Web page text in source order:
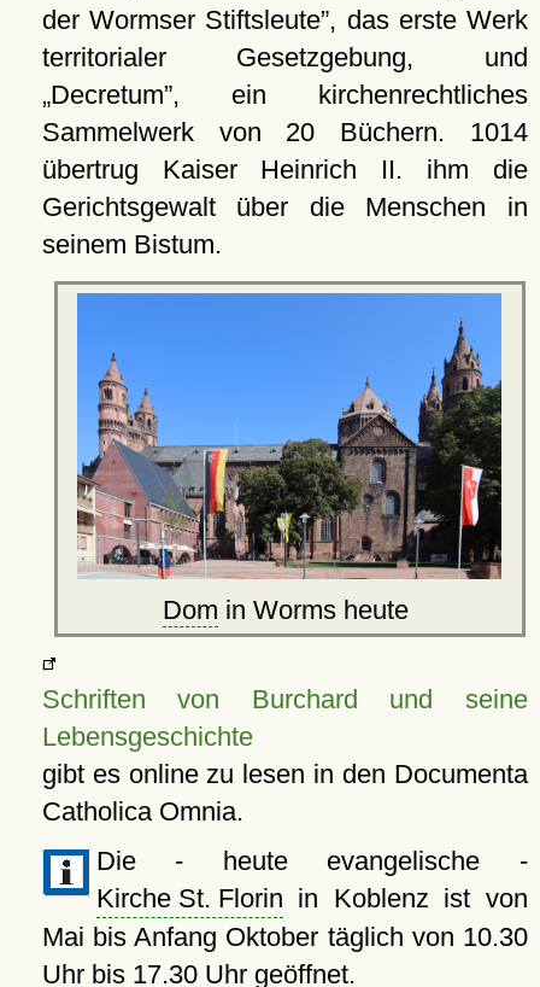
der Wormser Stiftsleute , das erste Werk
territorialer Gesetzgebung, und
Decretum , ein kirchenrechtliches
Sammelwerk von 20 Büchern. 1014
übertrug Kaiser Heinrich II. ihm die
Gerichtsgewalt über die Menschen in
seinem Bistum.
Dom in Worms heute
Schriften von Burchard und seine
Lebensgeschichte
gibt es online zu lesen in den Documenta
Catholica Omnia.
Die - heute evangelische -
Kirche St. Florin in Koblenz ist von
Mai bis Anfang Oktober täglich von 10.30
Uhr bis 17.30 Uhr geöffnet.